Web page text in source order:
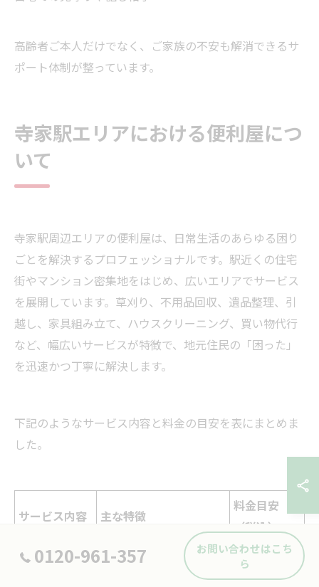
高齢者ご本人だけでなく、ご家族の不安も解消できるサ
ポート体制が整っています。
寺家駅エリアにおける便利屋につ
いて
寺家駅周辺エリアの便利屋は、日常生活のあらゆる困り
ごとを解決するプロフェッショナルです。駅近くの住宅
街やマンション密集地をはじめ、広いエリアでサービス
を展開しています。草刈り、不用品回収、遺品整理、引
越し、家具組み立て、ハウスクリーニング、買い物代行
など、幅広いサービスが特徴で、地元住民の「困った」
を迅速かつ丁寧に解決します。
下記のようなサービス内容と料金の目安を表にまとめま
した。
サービス内容 主な特徴
料金目安
（税込）
不用品回収
家電・家具・粗大ゴミの 3,000円〜/
点
0120-961-357
お問い合わせはこち
ら